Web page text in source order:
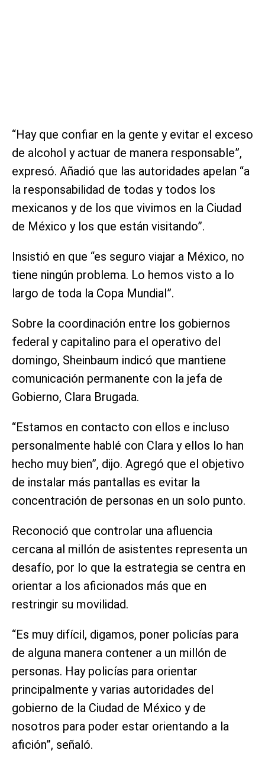
“Hay que confiar en la gente y evitar el exceso
de alcohol y actuar de manera responsable”,
expresó. Añadió que las autoridades apelan “a
la responsabilidad de todas y todos los
mexicanos y de los que vivimos en la Ciudad
de México y los que están visitando”.
Insistió en que “es seguro viajar a México, no
tiene ningún problema. Lo hemos visto a lo
largo de toda la Copa Mundial”.
Sobre la coordinación entre los gobiernos
federal y capitalino para el operativo del
domingo, Sheinbaum indicó que mantiene
comunicación permanente con la jefa de
Gobierno, Clara Brugada.
“Estamos en contacto con ellos e incluso
personalmente hablé con Clara y ellos lo han
hecho muy bien”, dijo. Agregó que el objetivo
de instalar más pantallas es evitar la
concentración de personas en un solo punto.
Reconoció que controlar una afluencia
cercana al millón de asistentes representa un
desafío, por lo que la estrategia se centra en
orientar a los aficionados más que en
restringir su movilidad.
“Es muy difícil, digamos, poner policías para
de alguna manera contener a un millón de
personas. Hay policías para orientar
principalmente y varias autoridades del
gobierno de la Ciudad de México y de
nosotros para poder estar orientando a la
afición”, señaló.